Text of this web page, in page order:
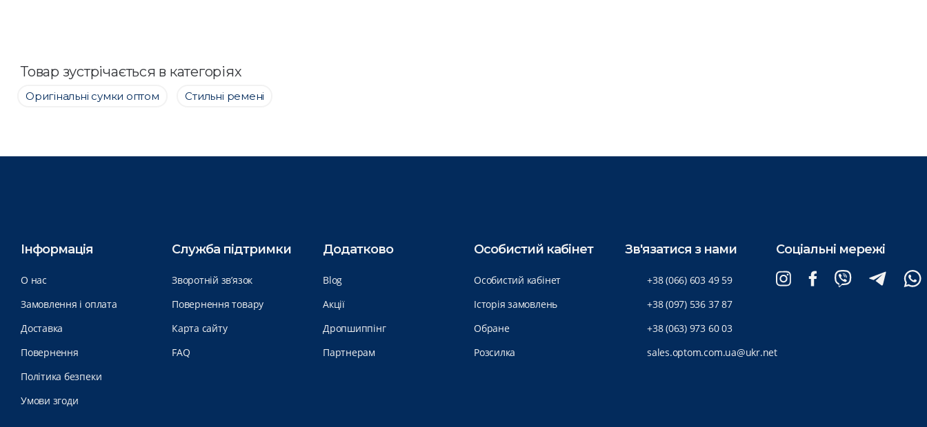
Товар зустрічається в категоріях
Оригінальні сумки оптом Стильні ремені
Інформація
О нас
Замовлення і оплата
Доставка
Повернення
Політика безпеки
Умови згоди
Служба підтримки
Зворотній зв’язок
Повернення товару
Карта сайту
FAQ
Додатково
Blog
Акції
Дропшиппінг
Партнерам
Особистий кабінет
Особистий кабінет
Історія замовлень
Обране
Розсилка
Зв'язатися з нами
+38 (066) 603 49 59
+38 (097) 536 37 87
+38 (063) 973 60 03
sales.optom.com.ua@ukr.net
Соціальні мережі